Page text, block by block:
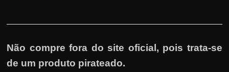
Não compre fora do site oficial, pois trata-se
de um produto pirateado.